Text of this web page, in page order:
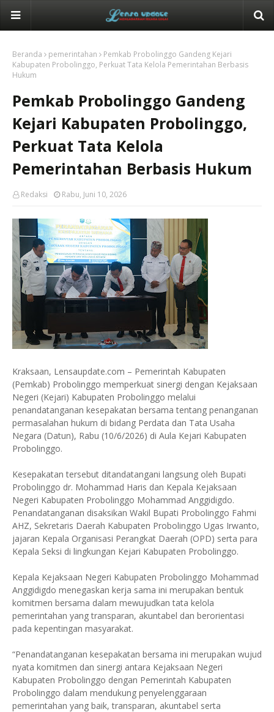
Beranda pemerintahan
Pemkab Probolinggo Gandeng Kejari
Kabupaten Probolinggo, Perkuat Tata Kelola Pemerintahan Berbasis
Hukum
Pemkab Probolinggo Gandeng
Kejari Kabupaten Probolinggo,
Perkuat Tata Kelola
Pemerintahan Berbasis Hukum
Redaksi Rabu, Juni 10, 2026
Kraksaan, Lensaupdate.com – Pemerintah Kabupaten
(Pemkab) Probolinggo memperkuat sinergi dengan Kejaksaan
Negeri (Kejari) Kabupaten Probolinggo melalui
penandatanganan kesepakatan bersama tentang penanganan
permasalahan hukum di bidang Perdata dan Tata Usaha
Negara (Datun), Rabu (10/6/2026) di Aula Kejari Kabupaten
Probolinggo.
Kesepakatan tersebut ditandatangani langsung oleh Bupati
Probolinggo dr. Mohammad Haris dan Kepala Kejaksaan
Negeri Kabupaten Probolinggo Mohammad Anggidigdo.
Penandatanganan disaksikan Wakil Bupati Probolinggo Fahmi
AHZ, Sekretaris Daerah Kabupaten Probolinggo Ugas Irwanto,
jajaran Kepala Organisasi Perangkat Daerah (OPD) serta para
Kepala Seksi di lingkungan Kejari Kabupaten Probolinggo.
Kepala Kejaksaan Negeri Kabupaten Probolinggo Mohammad
Anggidigdo menegaskan kerja sama ini merupakan bentuk
komitmen bersama dalam mewujudkan tata kelola
pemerintahan yang transparan, akuntabel dan berorientasi
pada kepentingan masyarakat.
“Penandatanganan kesepakatan bersama ini merupakan wujud
nyata komitmen dan sinergi antara Kejaksaan Negeri
Kabupaten Probolinggo dengan Pemerintah Kabupaten
Probolinggo dalam mendukung penyelenggaraan
pemerintahan yang baik, transparan, akuntabel serta